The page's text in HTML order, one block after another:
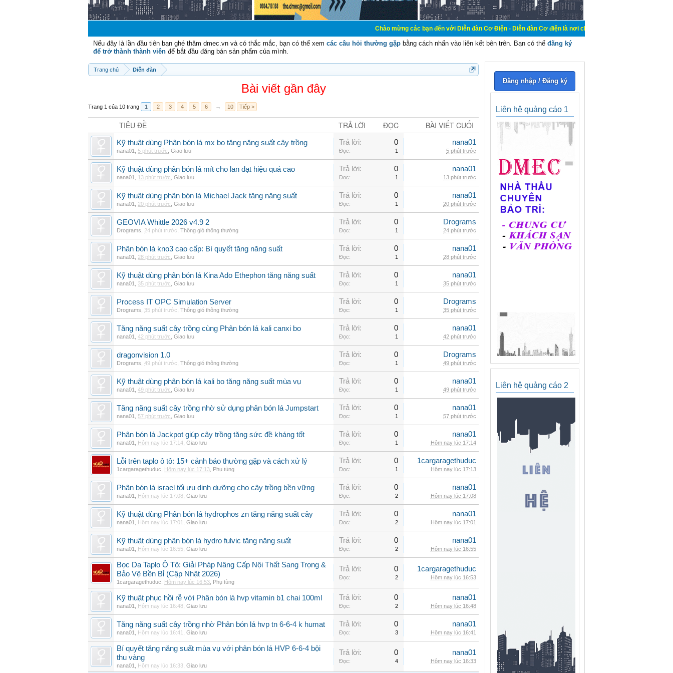
Chào mừng các bạn đến với Diễn đàn Cơ Điện - Diễn đàn Cơ điện là nơi chia sẽ kiến thức kinh nghiệm trong lãnh
Nếu đây là lần đầu tiên bạn ghé thăm dmec.vn và có thắc mắc, bạn có thể xem các câu hỏi thường gặp bằng cách nhấn vào liên kết bên trên. Bạn có thể đăng ký
để trở thành thành viên để bắt đầu đăng bán sản phẩm của mình.
Trang chủ Diễn đàn
Bài viết gần đây
Trang 1 của 10 trang 1 2 3 4 5 6 → 10 Tiếp >
TIÊU ĐỀ TRẢ LỜI ĐỌC BÀI VIẾT CUỐI
Kỹ thuật dùng Phân bón lá mx bo tăng năng suất cây trồng
nana01 5 phút trước Giao lưu
Trả lời: 0
Đọc: 1
nana01
5 phút trước
Kỹ thuật dùng phân bón lá mít cho lan đạt hiệu quả cao
nana01 13 phút trước Giao lưu
Trả lời: 0
Đọc: 1
nana01
13 phút trước
Kỹ thuật dùng phân bón lá Michael Jack tăng năng suất
nana01 20 phút trước Giao lưu
Trả lời: 0
Đọc: 1
nana01
20 phút trước
GEOVIA Whittle 2026 v4.9 2
Drograms 24 phút trước Thông gió thông thường
Trả lời: 0
Đọc: 1
Drograms
24 phút trước
Phân bón lá kno3 cao cấp: Bí quyết tăng năng suất
nana01 28 phút trước Giao lưu
Trả lời: 0
Đọc: 1
nana01
28 phút trước
Kỹ thuật dùng phân bón lá Kina Ado Ethephon tăng năng suất
nana01 35 phút trước Giao lưu
Trả lời: 0
Đọc: 1
nana01
35 phút trước
Process IT OPC Simulation Server
Drograms 35 phút trước Thông gió thông thường
Trả lời: 0
Đọc: 1
Drograms
35 phút trước
Tăng năng suất cây trồng cùng Phân bón lá kali canxi bo
nana01 42 phút trước Giao lưu
Trả lời: 0
Đọc: 1
nana01
42 phút trước
dragonvision 1.0
Drograms 49 phút trước Thông gió thông thường
Trả lời: 0
Đọc: 1
Drograms
49 phút trước
Kỹ thuật dùng phân bón lá kali bo tăng năng suất mùa vụ
nana01 49 phút trước Giao lưu
Trả lời: 0
Đọc: 1
nana01
49 phút trước
Tăng năng suất cây trồng nhờ sử dụng phân bón lá Jumpstart
nana01 57 phút trước Giao lưu
Trả lời: 0
Đọc: 1
nana01
57 phút trước
Phân bón lá Jackpot giúp cây trồng tăng sức đề kháng tốt
nana01 Hôm nay lúc 17:14 Giao lưu
Trả lời: 0
Đọc: 1
nana01
Hôm nay lúc 17:14
Lỗi trên taplo ô tô: 15+ cảnh báo thường gặp và cách xử lý
1cargaragethuduc Hôm nay lúc 17:13 Phụ tùng
Trả lời: 0
Đọc: 1
1cargaragethuduc
Hôm nay lúc 17:13
Phân bón lá israel tối ưu dinh dưỡng cho cây trồng bền vững
nana01 Hôm nay lúc 17:08 Giao lưu
Trả lời: 0
Đọc: 2
nana01
Hôm nay lúc 17:08
Kỹ thuật dùng Phân bón lá hydrophos zn tăng năng suất cây
nana01 Hôm nay lúc 17:01 Giao lưu
Trả lời: 0
Đọc: 2
nana01
Hôm nay lúc 17:01
Kỹ thuật dùng phân bón lá hydro fulvic tăng năng suất
nana01 Hôm nay lúc 16:55 Giao lưu
Trả lời: 0
Đọc: 2
nana01
Hôm nay lúc 16:55
Bọc Da Taplo Ô Tô: Giải Pháp Nâng Cấp Nội Thất Sang Trọng &
Bảo Vệ Bền Bỉ (Cập Nhật 2026)
1cargaragethuduc Hôm nay lúc 16:53 Phụ tùng
Trả lời: 0
Đọc: 2
1cargaragethuduc
Hôm nay lúc 16:53
Kỹ thuật phục hồi rễ với Phân bón lá hvp vitamin b1 chai 100ml
nana01 Hôm nay lúc 16:48 Giao lưu
Trả lời: 0
Đọc: 2
nana01
Hôm nay lúc 16:48
Tăng năng suất cây trồng nhờ Phân bón lá hvp tn 6-6-4 k humat
nana01 Hôm nay lúc 16:41 Giao lưu
Trả lời: 0
Đọc: 3
nana01
Hôm nay lúc 16:41
Bí quyết tăng năng suất mùa vụ với phân bón lá HVP 6-6-4 bội
thu vàng
nana01 Hôm nay lúc 16:33 Giao lưu
Trả lời: 0
Đọc: 4
nana01
Hôm nay lúc 16:33
Đăng nhập / Đăng ký
Liên hệ quảng cáo 1
Liên hệ quảng cáo 2